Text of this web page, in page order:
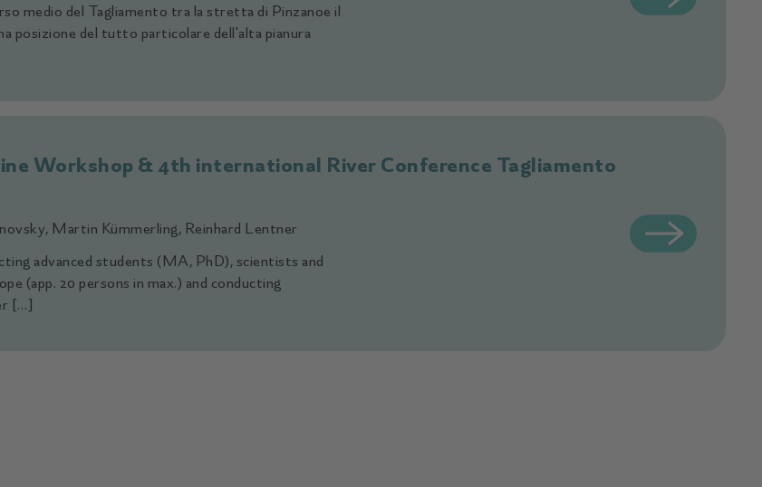
medio del Tagliamento tra la stretta di Pinzanoe il
posizione del tutto particolare dell'alta pianura
Workshop & 4th international River Conference Tagliamento
Martin Kümmerling, Reinhard Lentner
advanced students (MA, PhD), scientists and
(app. 20 persons in max.) and conducting
[…]